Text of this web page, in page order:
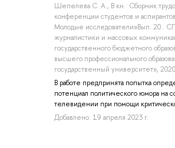
Шепелева С. А., В кн.: Сборник
конференции студентов и
Молодые исследователи»Вып. 20.:
журналистики и массовых
государственного бюджетного
высшего профессионального
государственный университет»,
В работе предпринята попытка
потенциал политического юмора на
телевидении при помощи
Добавлено: 19 апреля 2023 г.